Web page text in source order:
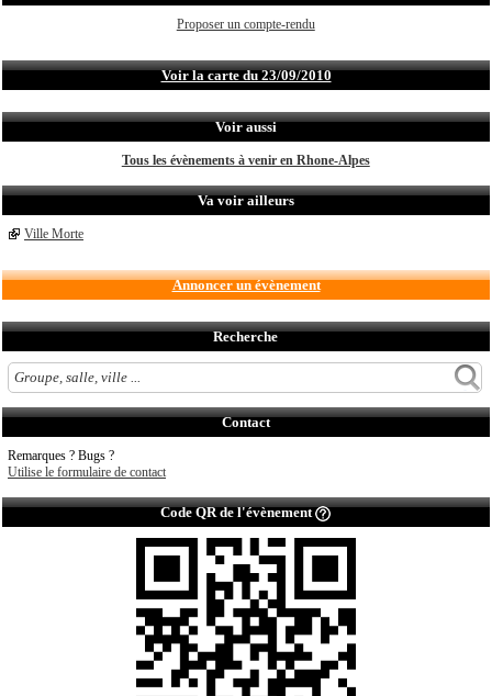
Proposer un compte-rendu
Voir la carte du 23/09/2010
Voir aussi
Tous les évènements à venir en Rhone-Alpes
Va voir ailleurs
Ville Morte
Annoncer un évènement
Recherche
Contact
Remarques ? Bugs ?
Utilise le formulaire de contact
Code QR de l'évènement